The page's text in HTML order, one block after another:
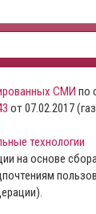
СМИ по
от 07.02.2017
технологии
на основе